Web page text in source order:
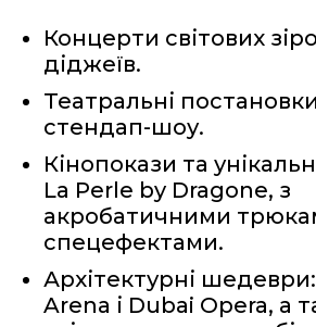
Концерти світових
діджеїв.
Театральні
стендап-шоу.
Кінопокази та
La Perle by Dragone, з
акробатичними
спецефектами.
Архітектурні
Arena і Dubai Opera, а